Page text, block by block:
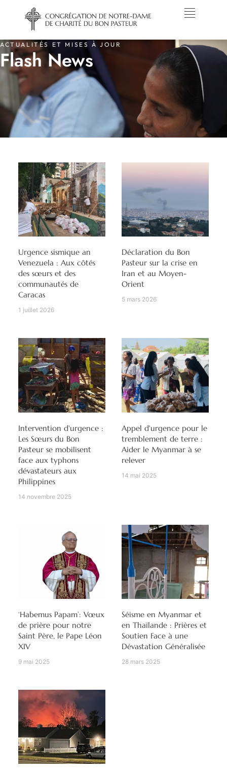
ACTUALITÉS ET MISES À JOUR
Flash News
Urgence sismique an
Venezuela : Aux côtés
des sœurs et des
communautés de
Caracas
1 juillet 2026
Déclaration du Bon
Pasteur sur la crise en
Iran et au Moyen-
Orient
5 mars 2026
Intervention d'urgence :
Les Sœurs du Bon
Pasteur se mobilisent
face aux typhons
dévastateurs aux
Philippines
14 novembre 2025
Appel d'urgence pour le
tremblement de terre :
Aider le Myanmar à se
relever
14 mai 2025
‘Habemus Papam’: Vœux
de prière pour notre
Saint Père, le Pape Léon
XIV
9 mai 2025
Séisme en Myanmar et
en Thaïlande : Prières et
Soutien Face à une
Dévastation Généralisée
28 mars 2025